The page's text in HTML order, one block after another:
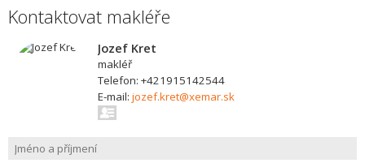
Kontaktovat makléře
Jozef Kret
makléř
Telefon: +421915142544
E-mail: jozef.kret@xemar.sk